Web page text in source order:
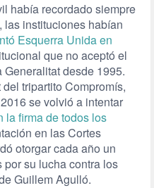
había recordado siempre
las instituciones habían
Esquerra Unida en
que no aceptó el
desde 1995.
tripartito Compromís,
se volvió a intentar
la firma de todos los
en las Cortes
otorgar cada año un
su lucha contra los
Guillem Agulló.